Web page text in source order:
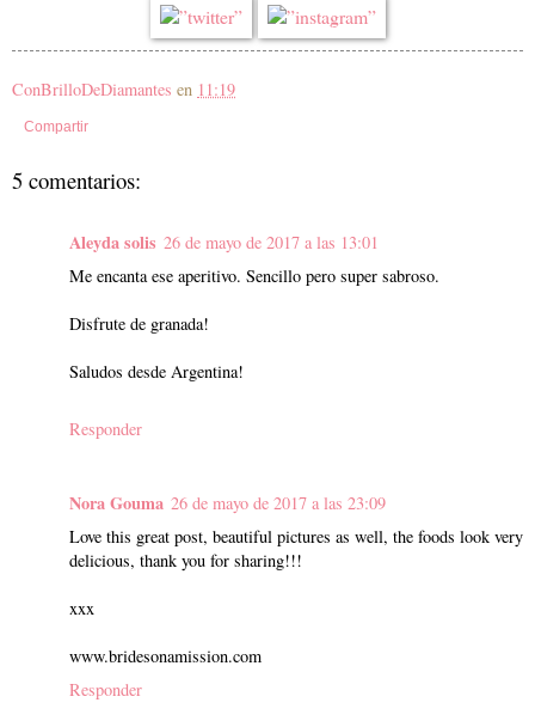
ConBrilloDeDiamantes en 11:19
Compartir
5 comentarios:
Aleyda solis 26 de mayo de 2017 a las 13:01
Me encanta ese aperitivo. Sencillo pero super sabroso.
Disfrute de granada!
Saludos desde Argentina!
Responder
Nora Gouma 26 de mayo de 2017 a las 23:09
Love this great post, beautiful pictures as well, the foods look very
delicious, thank you for sharing!!!
xxx
www.bridesonamission.com
Responder